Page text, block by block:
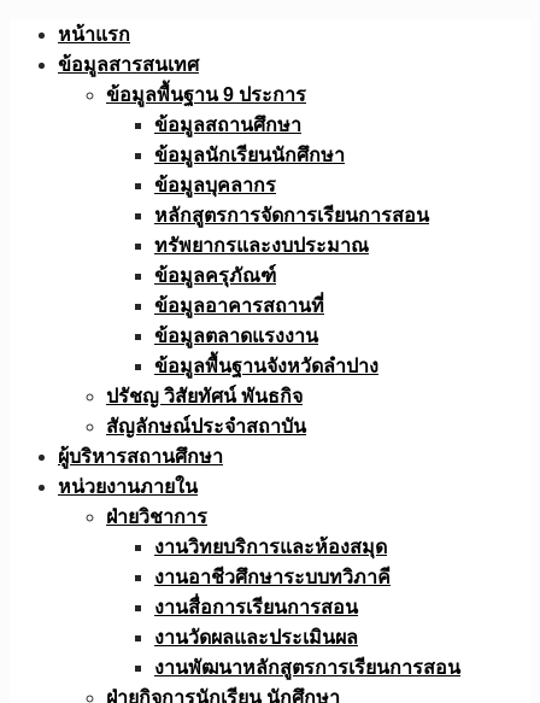
Skip
หน้าแรก
ข้อมูลสารสนเทศ
ข้อมูลพื้นฐาน 9 ประการ
ข้อมูลสถานศึกษา
ข้อมูลนักเรียนนักศึกษา
ข้อมูลบุคลากร
หลักสูตรการจัดการเรียนการสอน
ทรัพยากรและงบประมาณ
ข้อมูลครุภัณฑ์
ข้อมูลอาคารสถานที่
ข้อมูลตลาดแรงงาน
ข้อมูลพื้นฐานจังหวัดลำปาง
ปรัชญ วิสัยทัศน์ พันธกิจ
สัญลักษณ์ประจำสถาบัน
ผู้บริหารสถานศึกษา
หน่วยงานภายใน
ฝ่ายวิชาการ
งานวิทยบริการและห้องสมุด
งานอาชีวศึกษาระบบทวิภาคี
งานสื่อการเรียนการสอน
งานวัดผลและประเมินผล
งานพัฒนาหลักสูตรการเรียนการสอน
ฝ่ายกิจการนักเรียน นักศึกษา